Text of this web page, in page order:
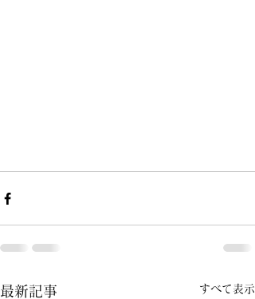
最新記事 すべて表示